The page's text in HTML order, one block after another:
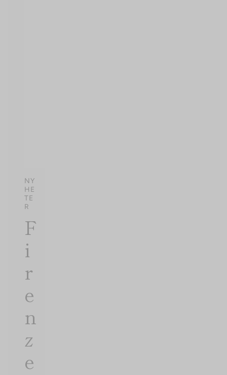
NY
HE
TE
R
F
i
r
e
n
z
e